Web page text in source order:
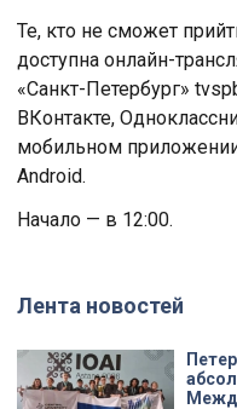
Те, кто не сможет
доступна онлайн-
«Санкт-Петербург»
ВКонтакте,
мобильном
Android.
Начало — в 12:00.
Лента новостей